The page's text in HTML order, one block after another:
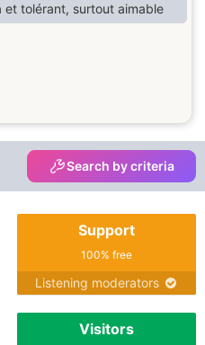
et tolérant, surtout aimable
Search by criteria
Support
100% free
Listening moderators
Visitors